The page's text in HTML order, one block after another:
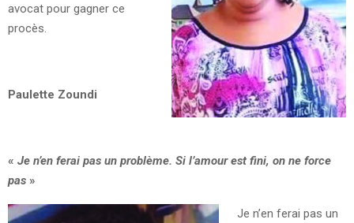
avocat pour gagner ce
procès.
Paulette Zoundi
« Je n’en ferai pas un problème. Si l’amour est fini, on ne force
pas »
Je n’en ferai pas un